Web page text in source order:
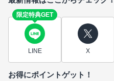
限定特典GET
LINE X
お得にポイントゲット！